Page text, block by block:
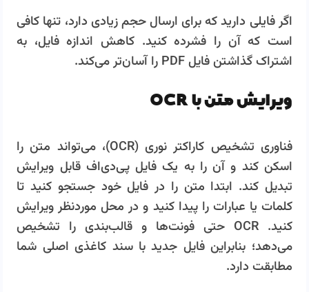
اگر فایلی دارید که برای ارسال حجم زیادی دارد، تنها کافی
است که آن را فشرده کنید. کاهش اندازه فایل، به
اشتراک گذاشتن فایل PDF را آسان‌تر می‌کند.
ویرایش متن با OCR
فناوری تشخیص کاراکتر نوری (OCR)، می‌تواند متن را
اسکن کند و آن را به یک فایل پی‌دی‌اف قابل ویرایش
تبدیل کند. ابتدا متن را در فایل خود جستجو کنید تا
کلمات یا عبارات را پیدا کنید و در محل موردنظر ویرایش
کنید. OCR حتی فونت‌ها و قالب‌بندی را تشخیص
می‌دهد؛ بنابراین فایل جدید با سند کاغذی اصلی شما
مطابقت دارد.